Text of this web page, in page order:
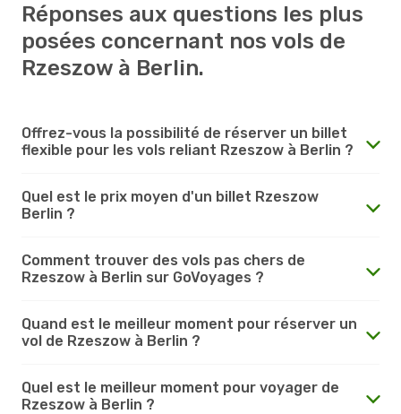
Réponses aux questions les plus
posées concernant nos vols de
Rzeszow à Berlin.
Offrez-vous la possibilité de réserver un billet
flexible pour les vols reliant Rzeszow à Berlin ?
Quel est le prix moyen d'un billet Rzeszow
Berlin ?
Comment trouver des vols pas chers de
Rzeszow à Berlin sur GoVoyages ?
Quand est le meilleur moment pour réserver un
vol de Rzeszow à Berlin ?
Quel est le meilleur moment pour voyager de
Rzeszow à Berlin ?